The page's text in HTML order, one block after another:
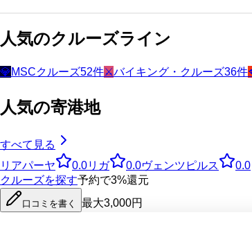
人気のクルーズライン
💎MSCクルーズ52件⚔️バイキング・クルーズ36件
人気の寄港地
すべて見る
リアパーヤ
0.0リガ 0.0ヴェンツピルス
0.0
クルーズを探す予約で3%還元
口コミを書く 最大3,000円